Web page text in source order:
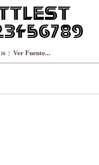
16 | Ver Fuente...